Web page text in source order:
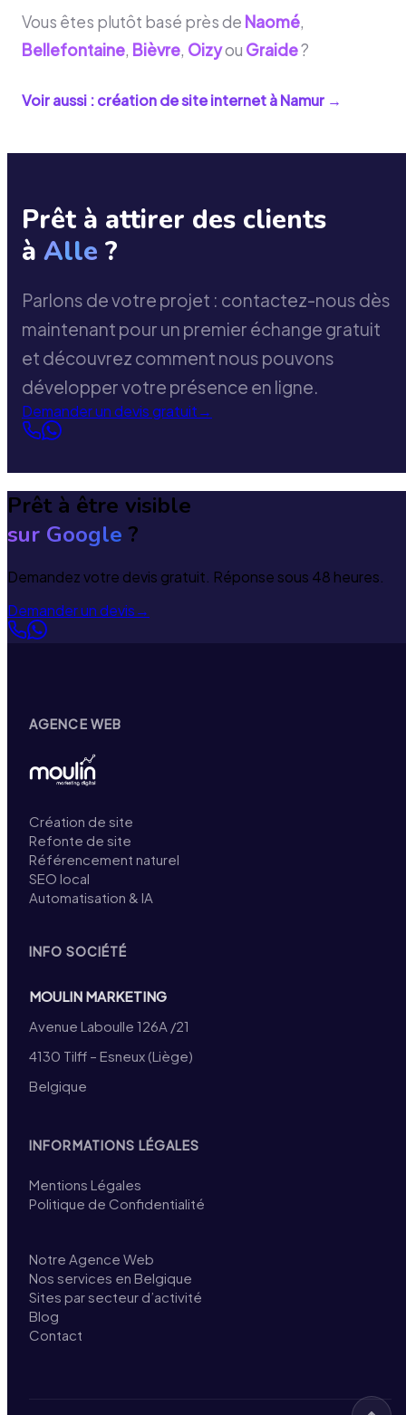
Vous êtes plutôt basé près de Naomé,
Bellefontaine, Bièvre, Oizyou Graide?
Voir aussi : création de site internet àNamur →
Prêt à attirer des clients
à Alle ?
Parlons de votre projet : contactez-nous dès
maintenant pour un premier échange gratuit
et découvrez comment nous pouvons
développer votre présence en ligne.
Demander un devis gratuit→
Prêt à être visible
sur Google ?
Demandez votre devis gratuit. Réponse sous 48 heures.
Demander un devis→
AGENCE WEB
Création de site
Refonte de site
Référencement naturel
SEO local
Automatisation & IA
INFO SOCIÉTÉ
MOULIN MARKETING
Avenue Laboulle 126A /21
4130 Tilff – Esneux (Liège)
Belgique
INFORMATIONS LÉGALES
Mentions Légales
Politique de Confidentialité
Notre Agence Web
Nos services en Belgique
Sites par secteur d’activité
Blog
Contact